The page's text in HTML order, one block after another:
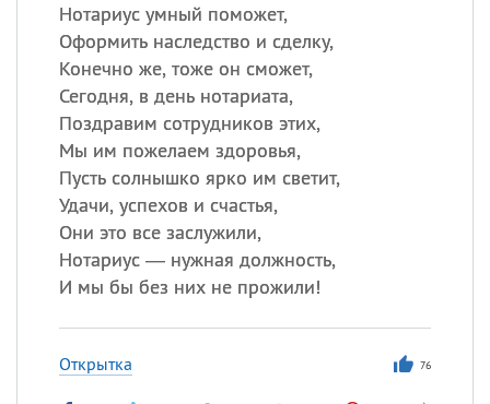
Нотариус умный поможет,
Оформить наследство и сделку,
Конечно же, тоже он сможет,
Сегодня, в день нотариата,
Поздравим сотрудников этих,
Мы им пожелаем здоровья,
Пусть солнышко ярко им светит,
Удачи, успехов и счастья,
Они это все заслужили,
Нотариус — нужная должность,
И мы бы без них не прожили!
Открытка 76